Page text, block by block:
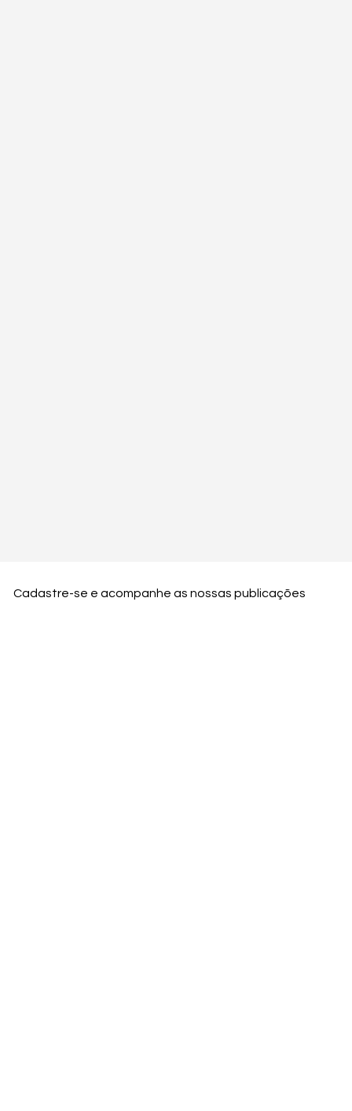
Cadastre-se e acompanhe as nossas publicações